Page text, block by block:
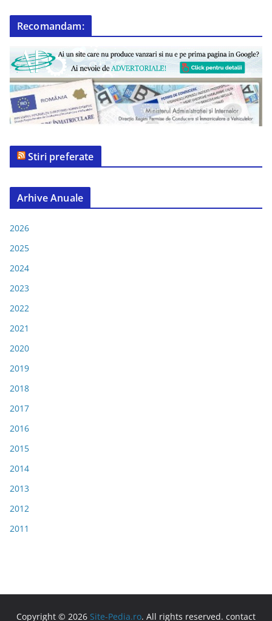
Recomandam:
Stiri preferate
Arhive Anuale
2026
2025
2024
2023
2022
2021
2020
2019
2018
2017
2016
2015
2014
2013
2012
2011
Copyright © 2026 Site-Pedia.ro. All rights reserved. contact